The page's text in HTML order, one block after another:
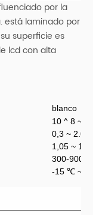
por la
está laminado por
superficie es
lcd con alta
blanco
10 ^ 8 ~ 10
0,3 ~ 2.0
1,05 ~ 1,10
300-900 mm
-15 ℃ ~ +